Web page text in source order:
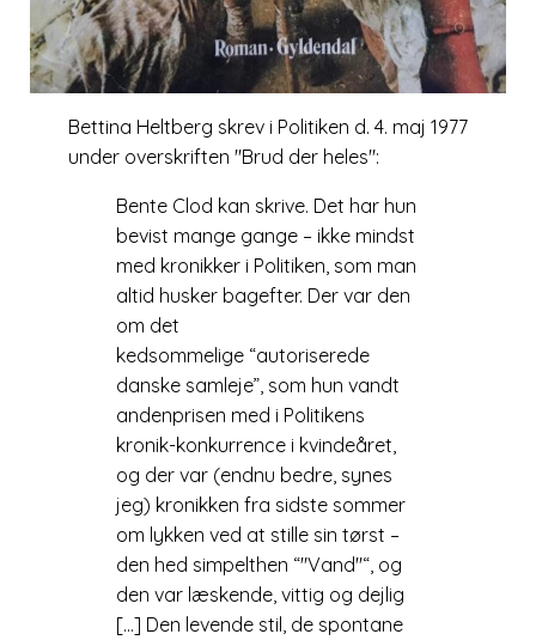
Bettina Heltberg skrev i Politiken d. 4. maj 1977
under overskriften Brud der heles :
Bente Clod kan skrive. Det har hun
bevist mange gange – ikke mindst
med kronikker i Politiken, som man
altid husker bagefter. Der var den
om det
kedsommelige “autoriserede
danske samleje”, som hun vandt
andenprisen med i Politikens
kronik-konkurrence i kvindeåret,
og der var (endnu bedre, synes
jeg) kronikken fra sidste sommer
om lykken ved at stille sin tørst –
den hed simpelthen “ Vand “, og
den var læskende, vittig og dejlig
[…] Den levende stil, de spontane